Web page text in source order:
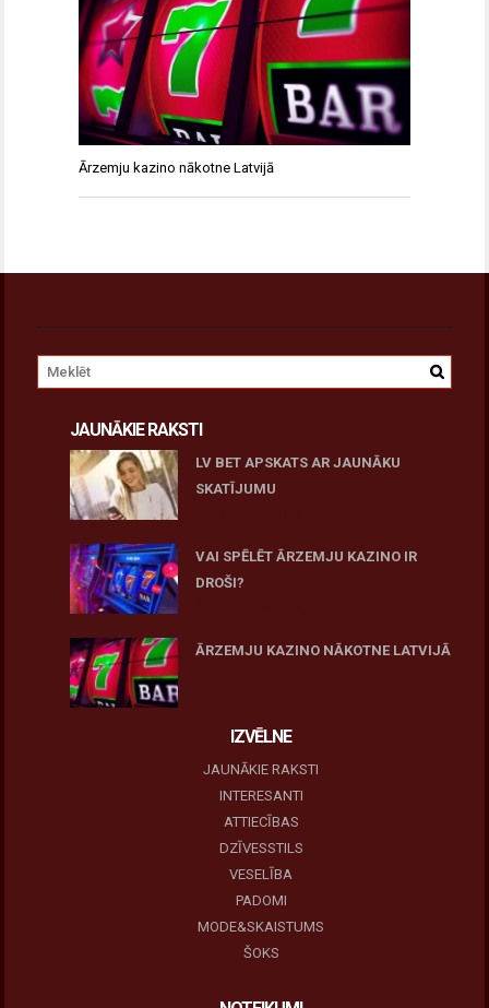
Ārzemju kazino nākotne Latvijā
JAUNĀKIE RAKSTI
LV BET APSKATS AR JAUNĀKU
SKATĪJUMU
VAI SPĒLĒT ĀRZEMJU KAZINO IR
DROŠI?
ĀRZEMJU KAZINO NĀKOTNE LATVIJĀ
IZVĒLNE
JAUNĀKIE RAKSTI
INTERESANTI
ATTIECĪBAS
DZĪVESSTILS
VESELĪBA
PADOMI
MODE&SKAISTUMS
ŠOKS